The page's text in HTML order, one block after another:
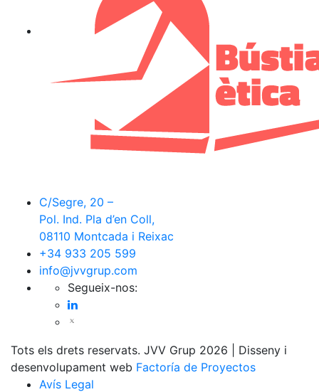
C/Segre, 20 –
Pol. Ind. Pla d’en Coll,
08110 Montcada i Reixac
+34 933 205 599
info@jvvgrup.com
Segueix-nos:
Tots els drets reservats. JVV Grup 2026 | Disseny i
desenvolupament web Factoría de Proyectos
Avís Legal